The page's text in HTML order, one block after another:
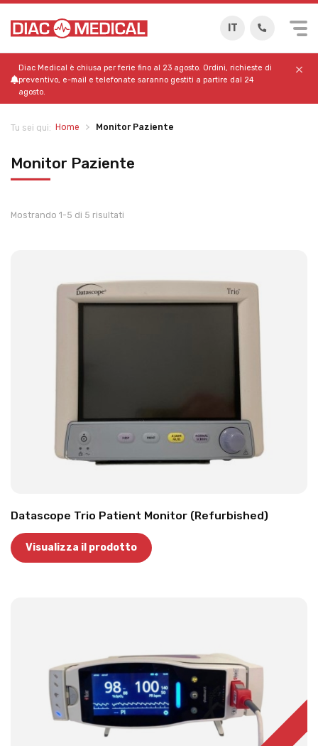
IT
Diac Medical è chiusa per ferie fino al 23 agosto. Ordini, richieste di
preventivo, e-mail e telefonate saranno gestiti a partire dal 24
agosto.
Tu sei qui: Home Monitor Paziente
Monitor Paziente
Mostrando 1-5 di 5 risultati
Datascope Trio Patient Monitor (Refurbished)
Visualizza il prodotto